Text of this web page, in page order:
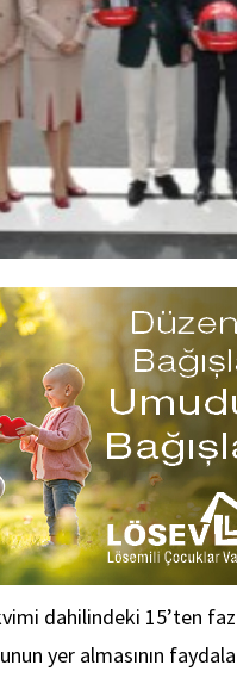
dahilindeki 15’ten
yer almasının